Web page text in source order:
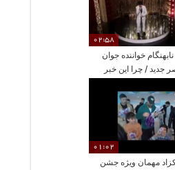
02:58
خواننده جوان
جدید / چرا این خبر
داشت؟
01:02
مهمان ویژه جشن